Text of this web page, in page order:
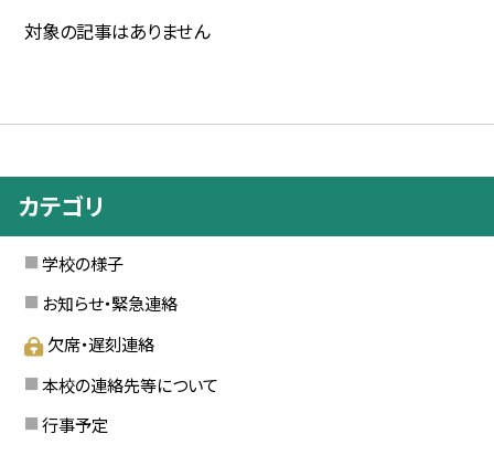
対象の記事はありません
カテゴリ
学校の様子
お知らせ・緊急連絡
欠席・遅刻連絡
本校の連絡先等について
行事予定